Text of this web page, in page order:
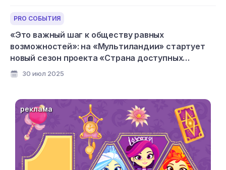
PRO СОБЫТИЯ
«Это важный шаг к обществу равных
возможностей»: на «Мультиландии» стартует
новый сезон проекта «Страна доступных
мультфильмов»
30 июл 2025
реклама